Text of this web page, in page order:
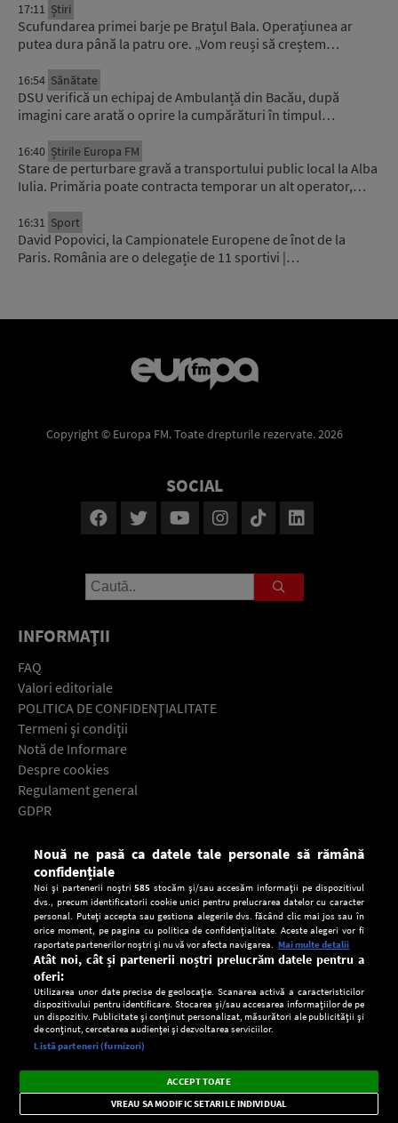
CONFIDENŢIALITATE
17:11 Știri
Scufundarea primei barje pe Brațul Bala. Operațiunea ar
putea dura până la patru ore. „Vom reuși să creștem…
16:54 Sănătate
DSU verifică un echipaj de Ambulanță din Bacău, după
imagini care arată o oprire la cumpărături în timpul…
16:40 Știrile Europa FM
Stare de perturbare gravă a transportului public local la Alba
Iulia. Primăria poate contracta temporar un alt operator,…
16:31 Sport
David Popovici, la Campionatele Europene de înot de la
Paris. România are o delegație de 11 sportivi |…
Copyright © Europa FM. Toate drepturile rezervate. 2026
SOCIAL
INFORMAŢII
FAQ
Valori editoriale
POLITICA DE CONFIDENŢIALITATE
Termeni şi condiţii
Notă de Informare
Despre cookies
Regulament general
GDPR
Descarcă gratuit aplicaţia Europa FM pentru smartphone:
Setări:
Dark
Mode
Radio live, podcasturi, știri și alerte
importante.
×
Nouă ne pasă ca datele tale personale să rămână
confidențiale
Noi și partenerii noștri585 stocăm și/sau accesăm informații pe dispozitivul
dvs., precum identificatorii cookie unici pentru prelucrarea datelor cu caracter
personal. Puteți accepta sau gestiona alegerile dvs. făcând clic mai jos sau în
orice moment, pe pagina cu politica de confidențialitate. Aceste alegeri vor fi
raportate partenerilor noștri și nu vă vor afecta navigarea. Mai multe detalii
Atât noi, cât și partenerii noștri prelucrăm datele pentru a
oferi:
Utilizarea unor date precise de geolocație. Scanarea activă a caracteristicilor
dispozitivului pentru identificare. Stocarea și/sau accesarea informațiilor de pe
un dispozitiv. Publicitate și conținut personalizat, măsurători ale publicității și
de conținut, cercetarea audienței și dezvoltarea serviciilor.
Listă parteneri (furnizori)
ACCEPT TOATE
VREAU SA MODIFIC SETARILE INDIVIDUAL